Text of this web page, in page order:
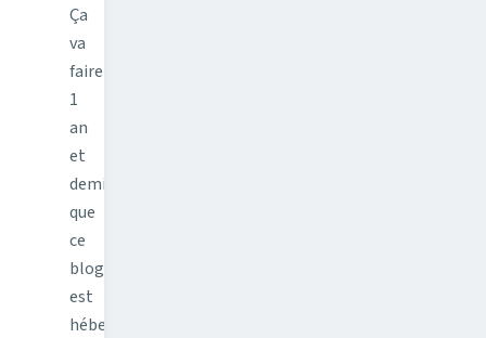
Ça
va
faire
1
an
et
demi
que
ce
blog
est
hébergé